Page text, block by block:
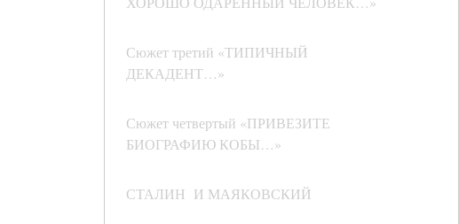
Сюжет третий «ТИПИЧНЫЙ
ДЕКАДЕНТ…»
Сюжет четвертый «ПРИВЕЗИТЕ
БИОГРАФИЮ КОБЫ…»
СТАЛИН И МАЯКОВСКИЙ